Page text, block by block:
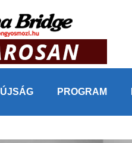
ÚJSÁG PROGRAM